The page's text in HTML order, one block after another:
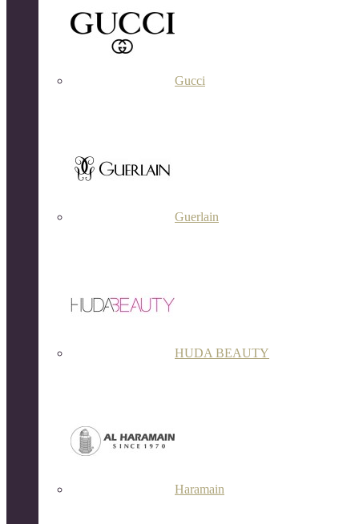
Gucci
Guerlain
HUDA BEAUTY
Haramain